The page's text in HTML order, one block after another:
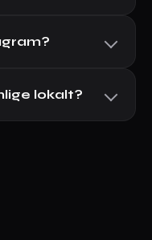
lokalt?